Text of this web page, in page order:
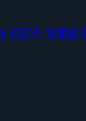
苑琼丹 钟丽缇